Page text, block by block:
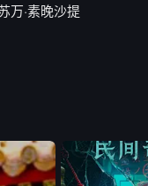
万·素晚沙提